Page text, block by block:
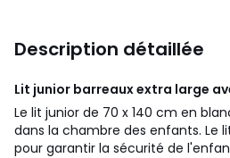
Description détaillée
Lit junior barreaux extra large
Le lit junior de 70 x 140 cm en
dans la chambre des enfants. Le
pour garantir la sécurité de